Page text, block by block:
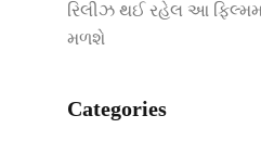
રિલીઝ થઈ રહેલ આ
મળશે
Categories